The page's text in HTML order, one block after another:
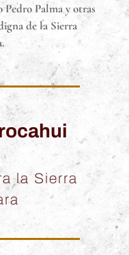
Palma y otras
de la Sierra
la Sierra